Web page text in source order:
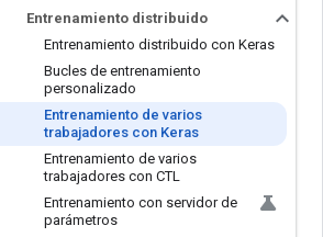
Entrenamiento distribuido
Entrenamiento distribuido con Keras
Bucles de entrenamiento
personalizado
Entrenamiento de varios
trabajadores con Keras
Entrenamiento de varios
trabajadores con CTL
Entrenamiento con servidor de
parámetros